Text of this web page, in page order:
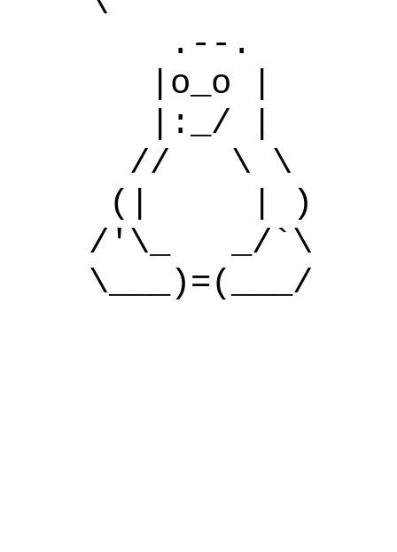
.--.
|o_o |
|:_/ |
// \ \
(| | )
/'\_ _/`\
\___)=(___/